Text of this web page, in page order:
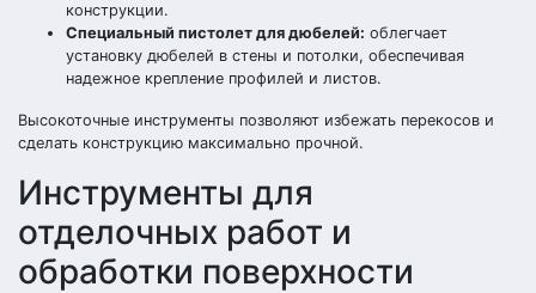
конструкции.
Специальный пистолет для дюбелей: облегчает
установку дюбелей в стены и потолки, обеспечивая
надежное крепление профилей и листов.
Высокоточные инструменты позволяют избежать перекосов и
сделать конструкцию максимально прочной.
Инструменты для
отделочных работ и
обработки поверхности